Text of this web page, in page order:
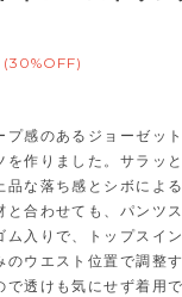
(30%OFF)
プ感のあるジョーゼッ
を作りました。サラッ
品な落ち感とシボによ
と合わせても、パンツ
ム入りで、トップスイ
のウエスト位置で調整
で透けも気にせず着用